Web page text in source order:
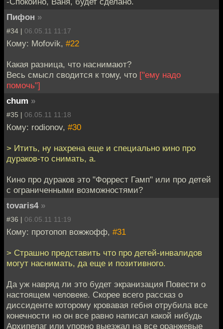
Пифон »
#34 | 06.05.11 11:17
Кому: Mofovik, #22
Какая разница, что наснимают?
Весь смысл сводится к тому, что ["ему надо
помочь"]
chum »
#35 | 06.05.11 11:18
Кому: rodionov, #30
> Итить, ну нахрена еще и специально кино про
дураков-то снимать, а.
Кино про дураков это "Форрест Гамп" или про детей
с ограниченными возможностями?
tovaris4 »
#36 | 06.05.11 11:19
Кому: протопоп вожжофф, #31
> Страшно представить что про детей-инвалидов
могут наснимать, да еще и позитивного.
Да уж навряд ли это будет экранизация Повести о
настоящем человеке. Скорее всего рассказ о
диссиденте которому кровавая гебня отрубила все
конечности но он все равно написал какой нибудь
Архипелаг или упорно выезжал на все оранжевые